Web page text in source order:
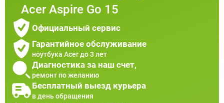
Acer Aspire Go 15
Официальный сервис
Гарантийное обслуживание
ноутбука Acer до 3 лет
Диагностика за наш счет,
ремонт по желанию
Бесплатный выезд курьера
в день обращения